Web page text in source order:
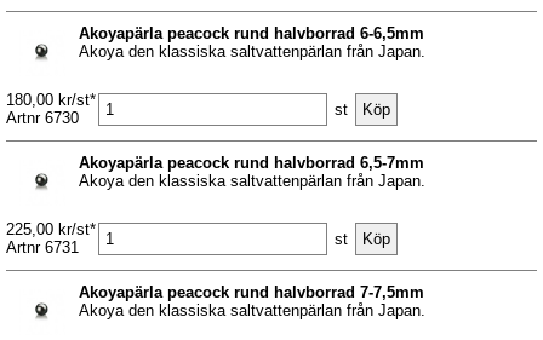
Akoyapärla peacock rund halvborrad 6-6,5mm
Akoya den klassiska saltvattenpärlan från Japan.
180,00 kr/st*
Artnr 6730
st
Akoyapärla peacock rund halvborrad 6,5-7mm
Akoya den klassiska saltvattenpärlan från Japan.
225,00 kr/st*
Artnr 6731
st
Akoyapärla peacock rund halvborrad 7-7,5mm
Akoya den klassiska saltvattenpärlan från Japan.